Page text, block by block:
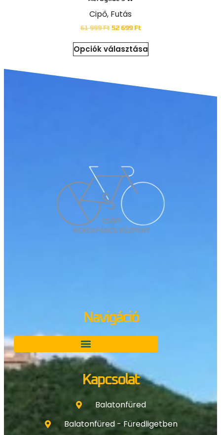
Cipő, Futás
61 999Ft 52 699 Ft
Opciók választása
Navigáció
Kapcsolat
Balatonfüred
Balatonfüred - Füredligetben